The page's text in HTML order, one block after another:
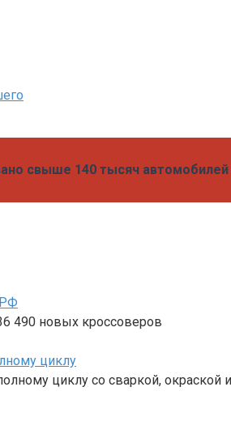
свыше 140 тысяч автомобилей
490 новых кроссоверов
циклу
циклу со сваркой, окраской и